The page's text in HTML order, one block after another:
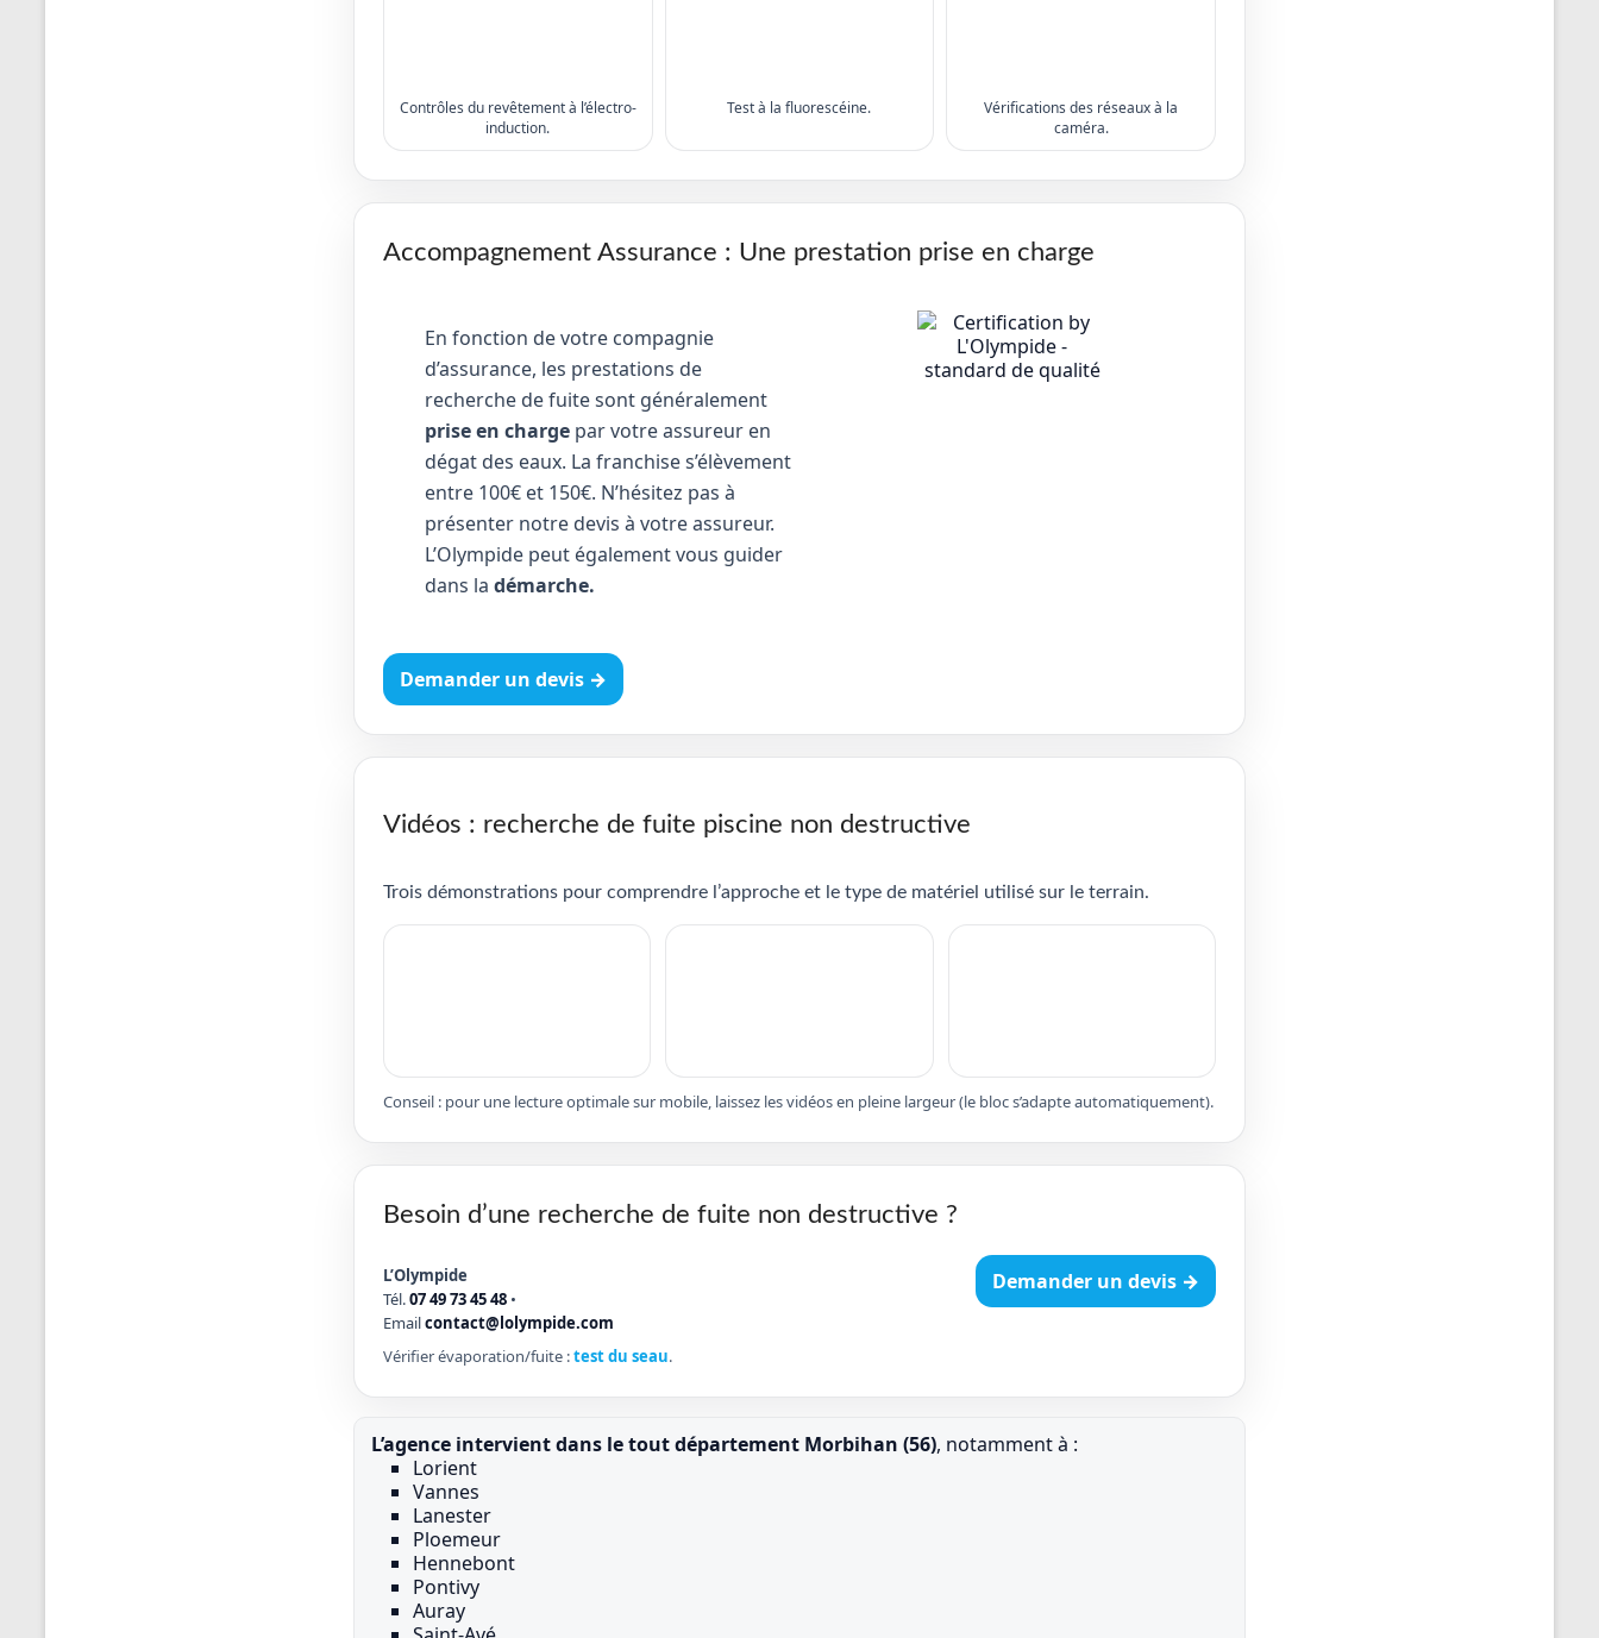
Contrôles du revêtement à l’électro-
induction.
Test à la fluorescéine.
Vérifications des réseaux à la
caméra.
Accompagnement Assurance : Une prestation prise en charge
En fonction de votre compagnie
d’assurance, les prestations de
recherche de fuite sont généralement
prise en charge par votre assureur en
dégat des eaux. La franchise s’élèvement
entre 100€ et 150€. N’hésitez pas à
présenter notre devis à votre assureur.
L’Olympide peut également vous guider
dans la démarche.
Demander un devis →
Vidéos : recherche de fuite piscine non destructive
Trois démonstrations pour comprendre l’approche et le type de matériel utilisé sur le terrain.
Conseil : pour une lecture optimale sur mobile, laissez les vidéos en pleine largeur (le bloc s’adapte automatiquement).
Besoin d’une recherche de fuite non destructive ?
L’Olympide
Tél.07 49 73 45 48 •
Emailcontact@lolympide.com
Vérifier évaporation/fuite :test du seau.
Demander un devis →
L’agence intervient dans le tout département Morbihan (56), notamment à :
Lorient
Vannes
Lanester
Ploemeur
Hennebont
Pontivy
Auray